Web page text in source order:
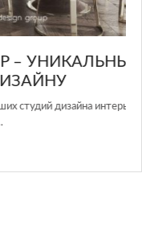
– УНИКАЛЬНЫЙ
дизайна интерьера